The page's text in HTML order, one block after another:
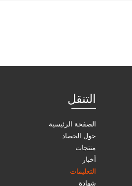
التنقل
الصفحة الرئيسية
حول الحصاد
منتجات
أخبار
التعليمات
شهادة